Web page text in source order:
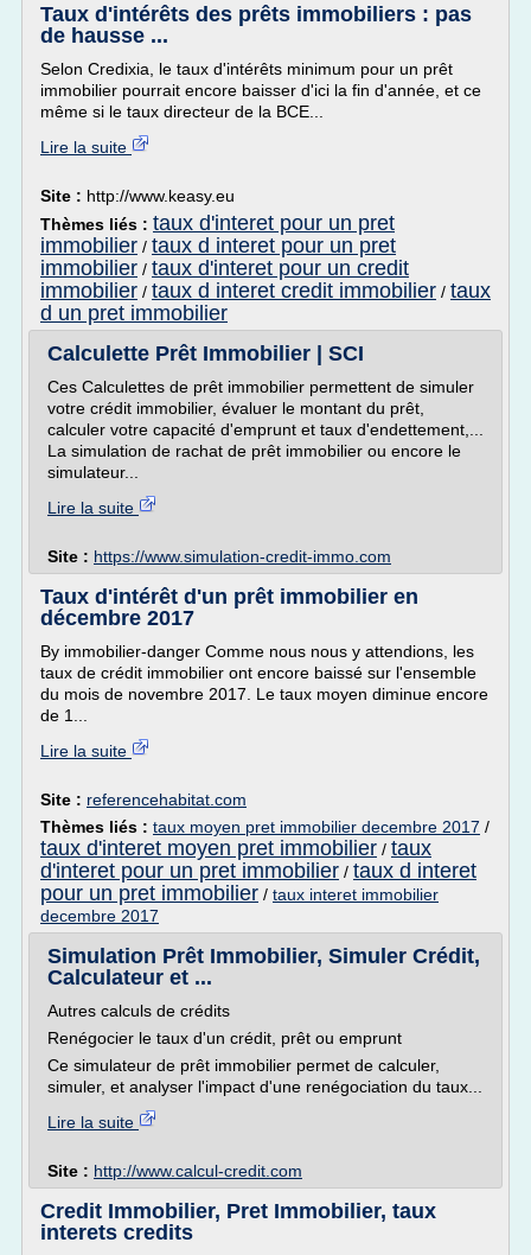
Taux d'intérêts des prêts immobiliers : pas
de hausse ...
Selon Credixia, le taux d'intérêts minimum pour un prêt
immobilier pourrait encore baisser d'ici la fin d'année, et ce
même si le taux directeur de la BCE...
Lire la suite
Site : http://www.keasy.eu
Thèmes liés : taux d'interet pour un pret
immobilier / taux d interet pour un pret
immobilier / taux d'interet pour un credit
immobilier / taux d interet credit immobilier / taux
d un pret immobilier
Calculette Prêt Immobilier | SCI
Ces Calculettes de prêt immobilier permettent de simuler
votre crédit immobilier, évaluer le montant du prêt,
calculer votre capacité d'emprunt et taux d'endettement,...
La simulation de rachat de prêt immobilier ou encore le
simulateur...
Lire la suite
Site : https://www.simulation-credit-immo.com
Taux d'intérêt d'un prêt immobilier en
décembre 2017
By immobilier-danger Comme nous nous y attendions, les
taux de crédit immobilier ont encore baissé sur l'ensemble
du mois de novembre 2017. Le taux moyen diminue encore
de 1...
Lire la suite
Site : referencehabitat.com
Thèmes liés : taux moyen pret immobilier decembre 2017 /
taux d'interet moyen pret immobilier / taux
d'interet pour un pret immobilier / taux d interet
pour un pret immobilier / taux interet immobilier
decembre 2017
Simulation Prêt Immobilier, Simuler Crédit,
Calculateur et ...
Autres calculs de crédits
Renégocier le taux d'un crédit, prêt ou emprunt
Ce simulateur de prêt immobilier permet de calculer,
simuler, et analyser l'impact d'une renégociation du taux...
Lire la suite
Site : http://www.calcul-credit.com
Credit Immobilier, Pret Immobilier, taux
interets credits